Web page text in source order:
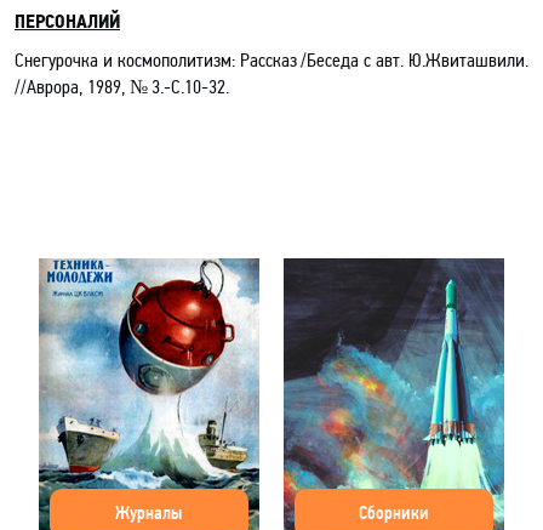
ПЕРСОНАЛИЙ
Снегурочка и космополитизм: Рассказ /Беседа с авт. Ю.Жвиташвили.
//Аврора, 1989, № 3.-С.10-32.
Журналы Сборники